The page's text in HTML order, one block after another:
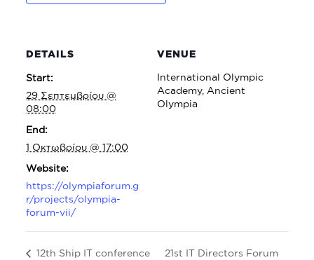
DETAILS
Start:
29 Σεπτεμβρίου @
08:00
End:
1 Οκτωβρίου @ 17:00
Website:
https://olympiaforum.g
r/projects/olympia-
forum-vii/
VENUE
International Olympic
Academy, Ancient
Olympia
12th Ship IT conference 21st IT Directors Forum